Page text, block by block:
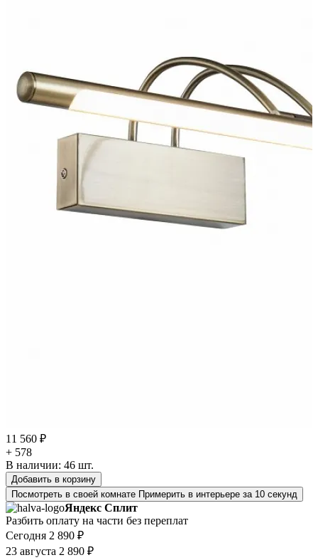
11 560 ₽
+ 578
В наличии: 46 шт.
Добавить в корзину
Посмотреть в своей комнате Примерить в интерьере за 10 секунд
Яндекс Сплит
Разбить оплату на части без переплат
Сегодня 2 890 ₽
23 августа 2 890 ₽